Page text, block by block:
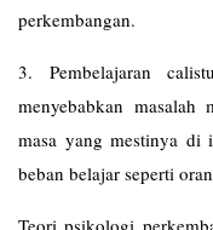
perkembangan.
3. Pembelajaran
menyebabkan masalah
masa yang mestinya di
beban belajar seperti
Teori psikologi